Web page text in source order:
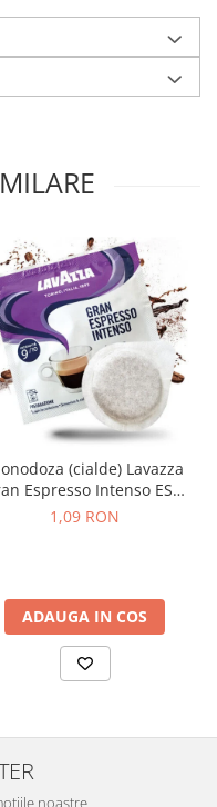
(cialde) Lavazza
Espresso Intenso ESE,
1 buc
1,09 RON
ADAUGA IN COS
noastre